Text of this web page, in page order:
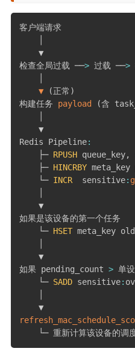
客户端请求
    ▼
检查全局过载 ──> 过载 ──>
▼
(正常 )
构建任务 payload (含
    ▼
Redis Pipeline:
    ├─
RPUSH queue_key,
    ├─
HINCRBY meta_key
    └─
INCR
  sensitive
:
    ▼
如果是该设备的第一个任务
    └─
HSET meta_key
    ▼
如果 pending_count > 单设
    └─
SADD sensitive:
    ▼
└─ 重新计算该设备的调